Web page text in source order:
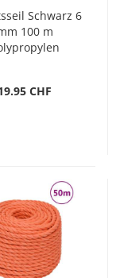
Schwarz 6
100 m
CHF